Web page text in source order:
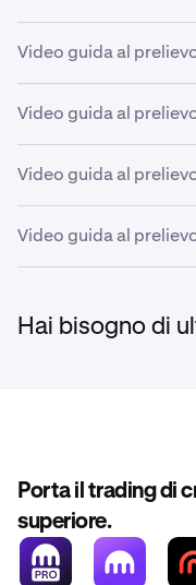
Video guida al
Video guida al
Video guida al
Video guida al
Hai bisogno di
Porta il trading di
superiore.